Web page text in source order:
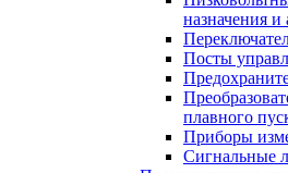
назначения и
Посты
плавного
Приборы
Сигнальные